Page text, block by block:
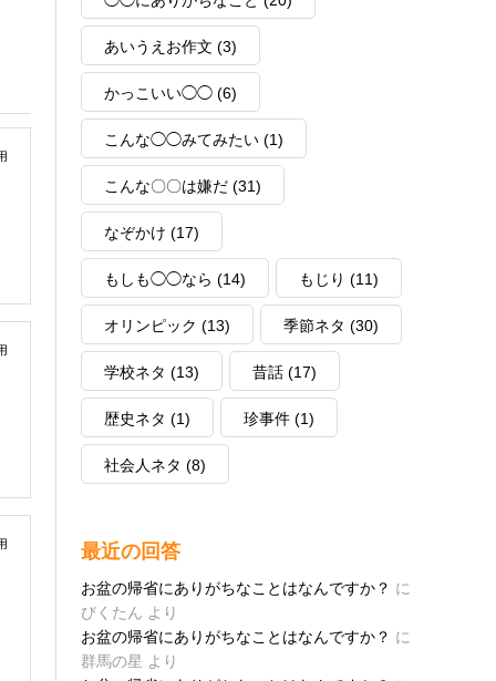
あいうえお作文 (3)
かっこいい◯◯ (6)
こんな◯◯みてみたい (1)
こんな〇〇は嫌だ (31)
なぞかけ (17)
もしも◯◯なら (14) もじり (11)
オリンピック (13) 季節ネタ (30)
学校ネタ (13) 昔話 (17)
歴史ネタ (1) 珍事件 (1)
社会人ネタ (8)
最近の回答
お盆の帰省にありがちなことはなんですか？ に
びくたん より
お盆の帰省にありがちなことはなんですか？ に
群馬の星 より